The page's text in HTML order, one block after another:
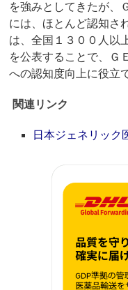
を強みとしてきたが、
には、ほとんど認知さ
は、全国１３００人以
を公表することで、Ｇ
への認知度向上に役立
関連リンク
日本ジェネリック